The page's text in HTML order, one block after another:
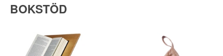
BOKSTÖD